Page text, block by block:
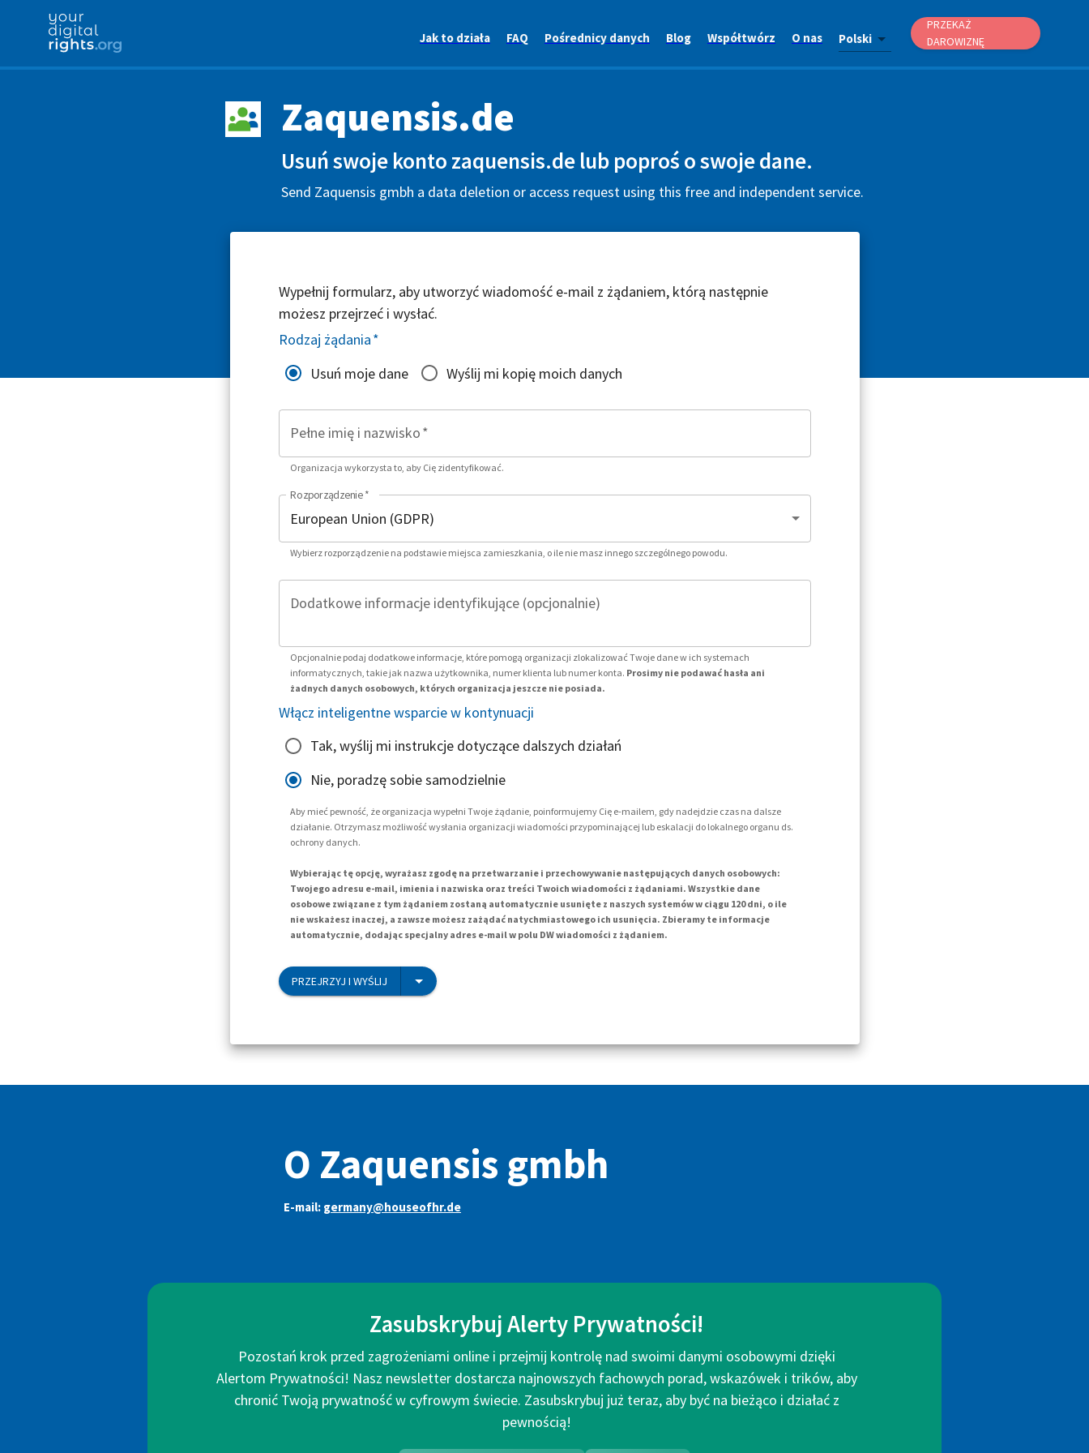
Jak to działa FAQ Pośrednicy danych Blog Współtwórz O nas Polski
PRZEKAŻ
DAROWIZNĘ
Zaquensis.de
Usuń swoje konto zaquensis.de lub poproś o swoje dane.
Send Zaquensis gmbh a data deletion or access request using this free and independent service.
Wypełnij formularz, aby utworzyć wiadomość e-mail z żądaniem, którą następnie
możesz przejrzeć i wysłać.
Rodzaj żądania*
Usuń moje dane
Wyślij mi kopię moich danych
Pełne imię i nazwisko*
Organizacja wykorzysta to, aby Cię zidentyfikować.
Rozporządzenie *
Wybierz rozporządzenie na podstawie miejsca zamieszkania, o ile nie masz innego szczególnego powodu.
Dodatkowe informacje identyfikujące (opcjonalnie)
Opcjonalnie podaj dodatkowe informacje, które pomogą organizacji zlokalizować Twoje dane w ich systemach
informatycznych, takie jak nazwa użytkownika, numer klienta lub numer konta. Prosimy nie podawać hasła ani
żadnych danych osobowych, których organizacja jeszcze nie posiada.
Włącz inteligentne wsparcie w kontynuacji
Tak, wyślij mi instrukcje dotyczące dalszych działań
Nie, poradzę sobie samodzielnie
Aby mieć pewność, że organizacja wypełni Twoje żądanie, poinformujemy Cię e-mailem, gdy nadejdzie czas na dalsze
działanie. Otrzymasz możliwość wysłania organizacji wiadomości przypominającej lub eskalacji do lokalnego organu ds.
ochrony danych.
Wybierając tę opcję, wyrażasz zgodę na przetwarzanie i przechowywanie następujących danych osobowych:
Twojego adresu e-mail, imienia i nazwiska oraz treści Twoich wiadomości z żądaniami. Wszystkie dane
osobowe związane z tym żądaniem zostaną automatycznie usunięte z naszych systemów w ciągu 120 dni, o ile
nie wskażesz inaczej, a zawsze możesz zażądać natychmiastowego ich usunięcia. Zbieramy te informacje
automatycznie, dodając specjalny adres e-mail w polu DW wiadomości z żądaniem.
PRZEJRZYJ I WYŚLIJ
O Zaquensis gmbh
E-mail: germany@houseofhr.de
Zasubskrybuj Alerty Prywatności!
Pozostań krok przed zagrożeniami online i przejmij kontrolę nad swoimi danymi osobowymi dzięki
Alertom Prywatności! Nasz newsletter dostarcza najnowszych fachowych porad, wskazówek i trików, aby
chronić Twoją prywatność w cyfrowym świecie. Zasubskrybuj już teraz, aby być na bieżąco i działać z
pewnością!